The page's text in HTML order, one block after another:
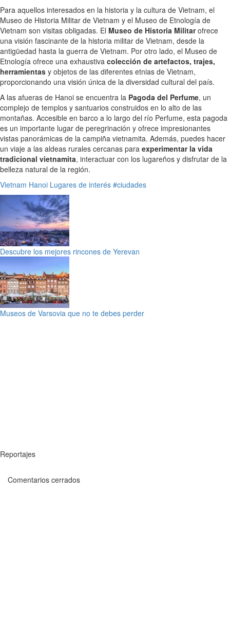
Para aquellos interesados en la historia y la cultura de Vietnam, el
Museo de Historia Militar de Vietnam y el Museo de Etnología de
Vietnam son visitas obligadas. El Museo de Historia Militarofrece
una visión fascinante de la historia militar de Vietnam, desde la
antigüedad hasta la guerra de Vietnam. Por otro lado, el Museo de
Etnología ofrece una exhaustiva colección de artefactos, trajes,
herramientas y objetos de las diferentes etnias de Vietnam,
proporcionando una visión única de la diversidad cultural del país.
A las afueras de Hanoi se encuentra la Pagoda del Perfume, un
complejo de templos y santuarios construidos en lo alto de las
montañas. Accesible en barco a lo largo del río Perfume, esta pagoda
es un importante lugar de peregrinación y ofrece impresionantes
vistas panorámicas de la campiña vietnamita. Además, puedes hacer
un viaje a las aldeas rurales cercanas para experimentar la vida
tradicional vietnamita, interactuar con los lugareños y disfrutar de la
belleza natural de la región.
Vietnam Hanoi Lugares de interés #ciudades
Descubre los mejores rincones de Yerevan
Museos de Varsovia que no te debes perder
Reportajes
Comentarios cerrados